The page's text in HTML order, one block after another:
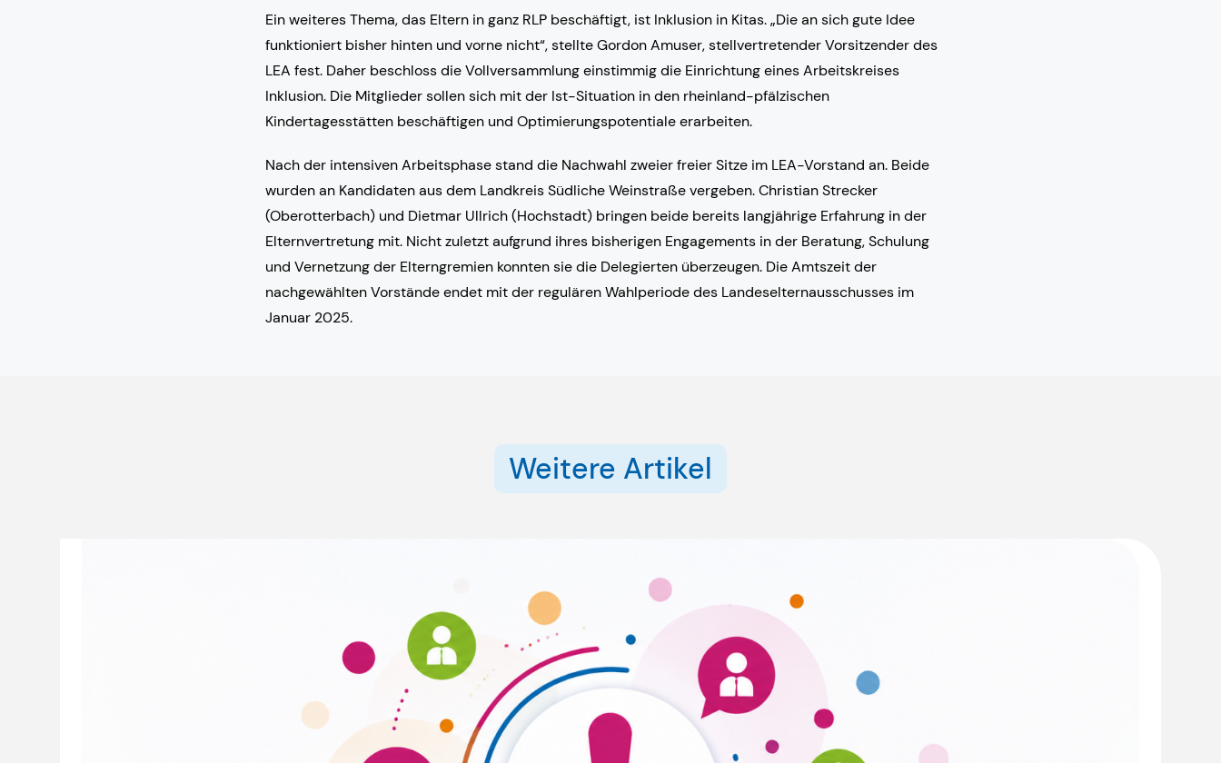
Ein weiteres Thema, das Eltern in ganz RLP beschäftigt, ist Inklusion in Kitas. „Die an sich gute Idee
funktioniert bisher hinten und vorne nicht“, stellte Gordon Amuser, stellvertretender Vorsitzender des
LEA fest. Daher beschloss die Vollversammlung einstimmig die Einrichtung eines Arbeitskreises
Inklusion. Die Mitglieder sollen sich mit der Ist-Situation in den rheinland-pfälzischen
Kindertagesstätten beschäftigen und Optimierungspotentiale erarbeiten.
Nach der intensiven Arbeitsphase stand die Nachwahl zweier freier Sitze im LEA-Vorstand an. Beide
wurden an Kandidaten aus dem Landkreis Südliche Weinstraße vergeben. Christian Strecker
(Oberotterbach) und Dietmar Ullrich (Hochstadt) bringen beide bereits langjährige Erfahrung in der
Elternvertretung mit. Nicht zuletzt aufgrund ihres bisherigen Engagements in der Beratung, Schulung
und Vernetzung der Elterngremien konnten sie die Delegierten überzeugen. Die Amtszeit der
nachgewählten Vorstände endet mit der regulären Wahlperiode des Landeselternausschusses im
Januar 2025.
Weitere Artikel